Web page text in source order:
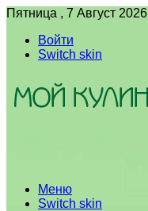
Пятница , 7 Август 2026
Войти
Switch skin
Меню
Switch skin